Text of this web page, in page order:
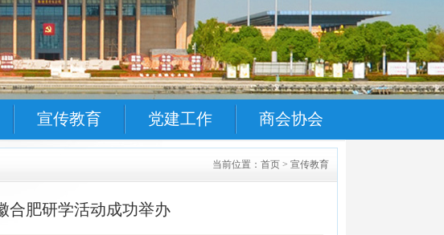
宣传教育 党建工作 商会协会
当前位置：首页 > 宣传教育
合肥研学活动成功举办